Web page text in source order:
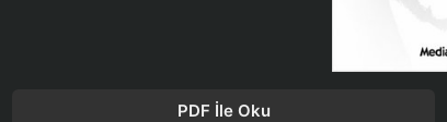
PDF İle Oku